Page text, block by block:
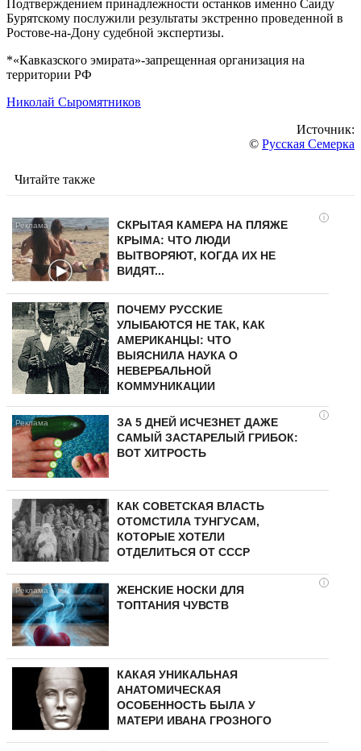
Подтверждением принадлежности останков именно Саиду
Бурятскому послужили результаты экстренно проведенной в
Ростове-на-Дону судебной экспертизы.
*«Кавказского эмирата»-запрещенная организация на
территории РФ
Николай Сыромятников
Источник:
© Русская Семерка
Читайте также
i
СКРЫТАЯ КАМЕРА НА ПЛЯЖЕ
КРЫМА: ЧТО ЛЮДИ
ВЫТВОРЯЮТ, КОГДА ИХ НЕ
ВИДЯТ...
ПОЧЕМУ РУССКИЕ
УЛЫБАЮТСЯ НЕ ТАК, КАК
АМЕРИКАНЦЫ: ЧТО
ВЫЯСНИЛА НАУКА О
НЕВЕРБАЛЬНОЙ
КОММУНИКАЦИИ
i
ЗА 5 ДНЕЙ ИСЧЕЗНЕТ ДАЖЕ
САМЫЙ ЗАСТАРЕЛЫЙ ГРИБОК:
ВОТ ХИТРОСТЬ
КАК СОВЕТСКАЯ ВЛАСТЬ
ОТОМСТИЛА ТУНГУCAМ,
КОТОРЫЕ ХОТЕЛИ
ОТДЕЛИТЬСЯ ОТ СССР
i
ЖЕНСКИЕ НОСКИ ДЛЯ
ТОПТАНИЯ ЧУВСТВ
КАКАЯ УНИКАЛЬНАЯ
АНАТОМИЧЕСКАЯ
ОСОБЕННОСТЬ БЫЛА У
МАТЕРИ ИВАНА ГРОЗНОГО